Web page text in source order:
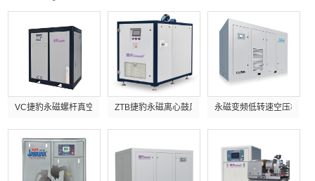
VC捷豹永磁螺杆真空泵 ZTB捷豹永磁离心鼓风机 永磁变频低转速空压机